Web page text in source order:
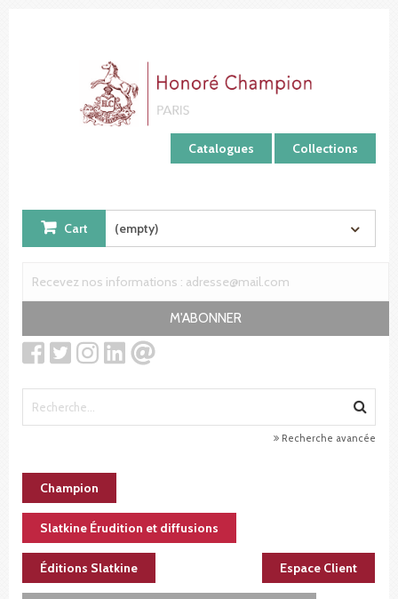
Catalogues Collections
Cart (empty)
M'ABONNER
Recherche avancée
Champion
Slatkine Érudition et diffusions
Éditions Slatkine Espace Client